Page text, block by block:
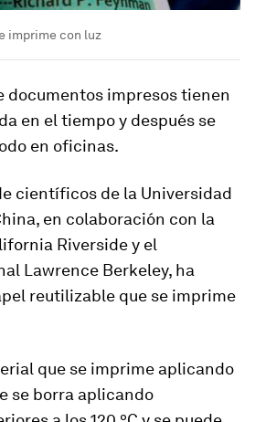
imprime con luz
documentos impresos tienen
en el tiempo y después se
en oficinas.
científicos de la Universidad
en colaboración con la
Riverside y el
Lawrence Berkeley, ha
reutilizable que se imprime
que se imprime aplicando
se borra aplicando